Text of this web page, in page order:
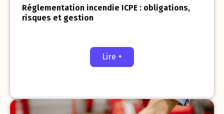
Réglementation incendie ICPE : obligations,
risques et gestion
Lire +